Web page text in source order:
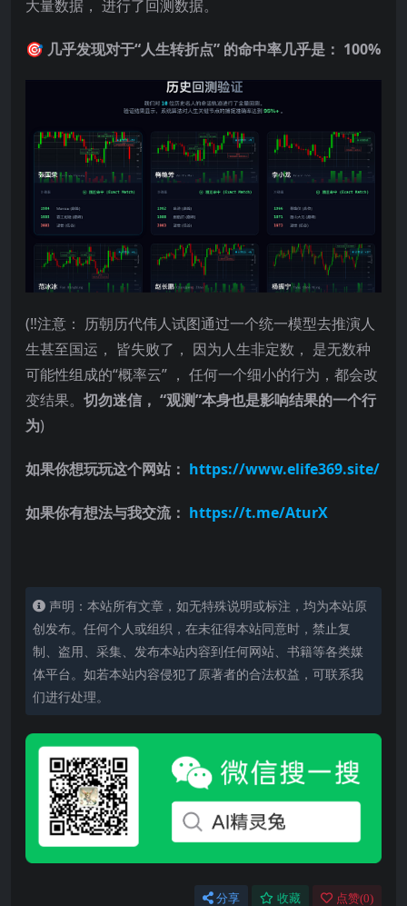
大量数据， 进行了回测数据。
🎯 几乎发现对于“人生转折点” 的命中率几乎是： 100%
(‼️注意： 历朝历代伟人试图通过一个统一模型去推演人
生甚至国运， 皆失败了， 因为人生非定数， 是无数种
可能性组成的“概率云” ， 任何一个细小的行为，都会改
变结果。 切勿迷信， “观测”本身也是影响结果的一个行
为)
如果你想玩玩这个网站： https://www.elife369.site/
如果你有想法与我交流： https://t.me/AturX
声明：本站所有文章，如无特殊说明或标注，均为本站原
创发布。任何个人或组织，在未征得本站同意时，禁止复
制、盗用、采集、发布本站内容到任何网站、书籍等各类媒
体平台。如若本站内容侵犯了原著者的合法权益，可联系我
们进行处理。
分享 收藏 点赞(0)